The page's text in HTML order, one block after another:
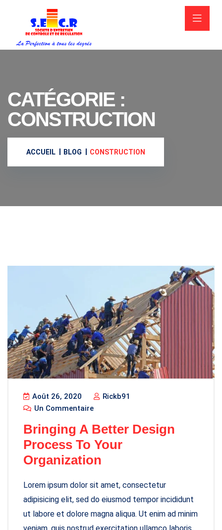
CATÉGORIE :
CONSTRUCTION
ACCUEIL BLOG CONSTRUCTION
Août 26, 2020
Rickb91
Un Commentaire
Bringing A Better Design
Process To Your
Organization
Lorem ipsum dolor sit amet, consectetur
adipisicing elit, sed do eiusmod tempor incididunt
ut labore et dolore magna aliqua. Ut enim ad minim